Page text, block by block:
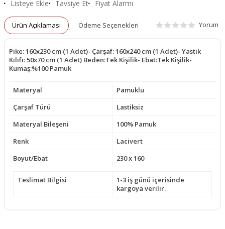
Listeye Ekle Tavsiye Et Fiyat Alarmı
Ürün Açıklaması Ödeme Seçenekleri Yorum
Pike: 160x230 cm (1 Adet)- Çarşaf: 160x240 cm (1 Adet)- Yastık
Kılıfı: 50x70 cm (1 Adet) Beden:Tek Kişilik- Ebat:Tek Kişilik-
Kumaş:%100 Pamuk
Materyal
Pamuklu
Çarşaf Türü
Lastiksiz
Materyal Bileşeni
100% Pamuk
Renk
Lacivert
Boyut/Ebat
230 x 160
Teslimat Bilgisi
1-3 iş günü içerisinde
kargoya verilir.